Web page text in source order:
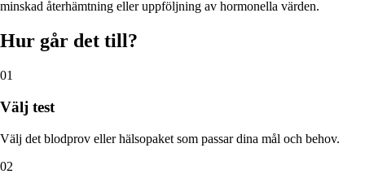
minskad återhämtning eller uppföljning av hormonella värden.
Hur går det till?
01
Välj test
Välj det blodprov eller hälsopaket som passar dina mål och behov.
02